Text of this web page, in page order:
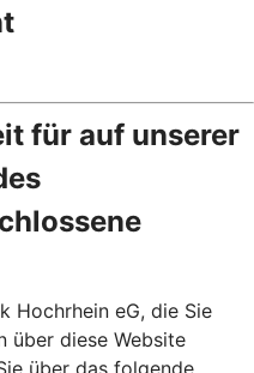
für auf unserer
Hochrhein eG, die Sie
über diese Website
über das folgende